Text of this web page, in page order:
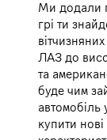
Ми додали
грі ти
ЛАЗ до
та
буде чим
автомобіль
купити нові